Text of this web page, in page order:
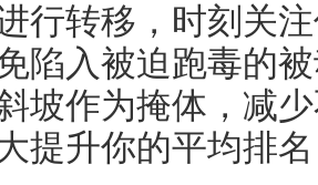
行转移，时刻关
陷入被迫跑毒的
坡作为掩体，减
提升你的平均排